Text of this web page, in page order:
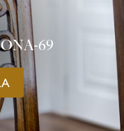
69